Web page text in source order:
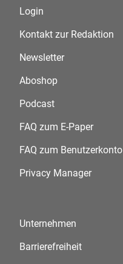
Login
Kontakt zur Redaktion
Newsletter
Aboshop
Podcast
FAQ zum E-Paper
FAQ zum Benutzerkonto
Privacy Manager
Unternehmen
Barrierefreiheit